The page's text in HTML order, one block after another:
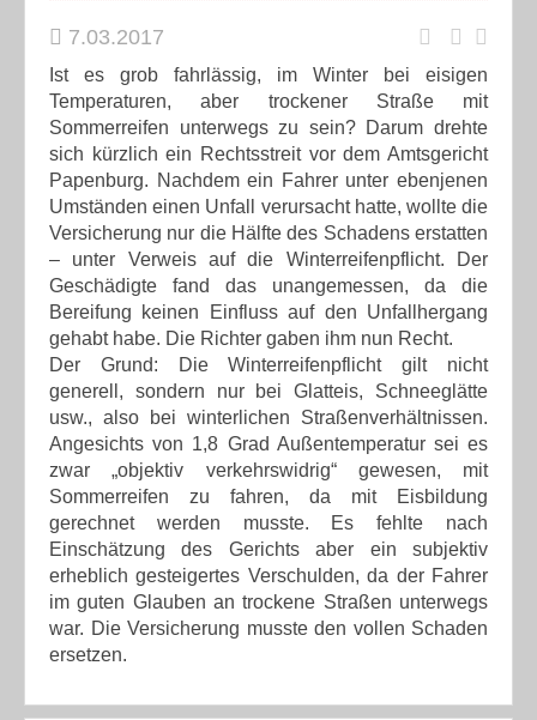
7.03.2017
Ist es grob fahrlässig, im Winter bei eisigen
Temperaturen, aber trockener Straße mit
Sommerreifen unterwegs zu sein? Darum drehte
sich kürzlich ein Rechtsstreit vor dem Amtsgericht
Papenburg. Nachdem ein Fahrer unter ebenjenen
Umständen einen Unfall verursacht hatte, wollte die
Versicherung nur die Hälfte des Schadens erstatten
– unter Verweis auf die Winterreifenpflicht. Der
Geschädigte fand das unangemessen, da die
Bereifung keinen Einfluss auf den Unfallhergang
gehabt habe. Die Richter gaben ihm nun Recht.
Der Grund: Die Winterreifenpflicht gilt nicht
generell, sondern nur bei Glatteis, Schneeglätte
usw., also bei winterlichen Straßenverhältnissen.
Angesichts von 1,8 Grad Außentemperatur sei es
zwar „objektiv verkehrswidrig“ gewesen, mit
Sommerreifen zu fahren, da mit Eisbildung
gerechnet werden musste. Es fehlte nach
Einschätzung des Gerichts aber ein subjektiv
erheblich gesteigertes Verschulden, da der Fahrer
im guten Glauben an trockene Straßen unterwegs
war. Die Versicherung musste den vollen Schaden
ersetzen.